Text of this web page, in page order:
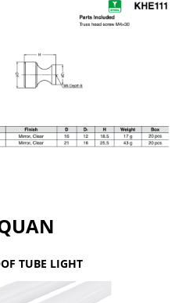
TUBE LIGHT